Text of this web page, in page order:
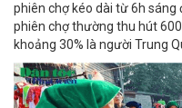
phiên chợ kéo dài từ 6h sáng
phiên chợ thường thu hút
khoảng 30% là người Trung